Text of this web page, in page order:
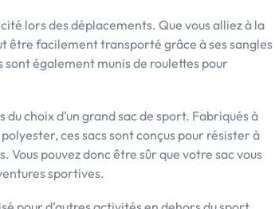
lors des déplacements. Que vous alliez à la
être facilement transporté grâce à ses sangles
également munis de roulettes pour
choix d’un grand sac de sport. Fabriqués à
ces sacs sont conçus pour résister à
Vous pouvez donc être sûr que votre sac vous
sportives.